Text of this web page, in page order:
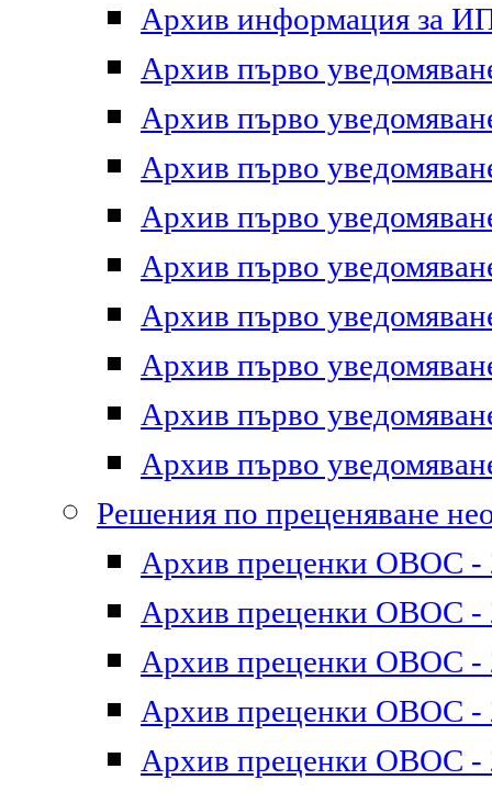
Архив информация за
Архив първо
Архив първо
Архив първо
Архив първо
Архив първо
Архив първо
Архив първо
Архив първо
Архив първо
Решения по преценяване
Архив преценки ОВОС -
Архив преценки ОВОС -
Архив преценки ОВОС -
Архив преценки ОВОС -
Архив преценки ОВОС -